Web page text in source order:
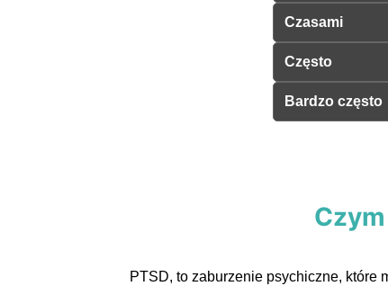
Czasami
Często
Bardzo często
PTSD, to zaburzenie psychiczne, które